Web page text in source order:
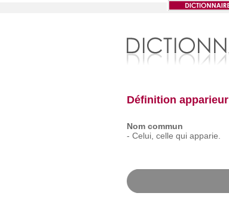
Définition apparieur
Nom commun
- Celui, celle qui apparie.